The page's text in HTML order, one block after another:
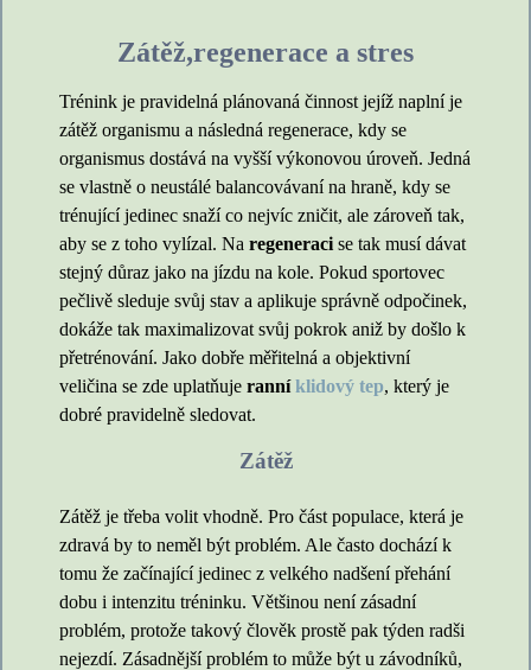
Zátěž,regenerace a stres
Trénink je pravidelná plánovaná činnost jejíž naplní je
zátěž organismu a následná regenerace, kdy se
organismus dostává na vyšší výkonovou úroveň. Jedná
se vlastně o neustálé balancovávaní na hraně, kdy se
trénující jedinec snaží co nejvíc zničit, ale zároveň tak,
aby se z toho vylízal. Na regeneraci se tak musí dávat
stejný důraz jako na jízdu na kole. Pokud sportovec
pečlivě sleduje svůj stav a aplikuje správně odpočinek,
dokáže tak maximalizovat svůj pokrok aniž by došlo k
přetrénování. Jako dobře měřitelná a objektivní
veličina se zde uplatňuje ranníklidový tep, který je
dobré pravidelně sledovat.
Zátěž
Zátěž je třeba volit vhodně. Pro část populace, která je
zdravá by to neměl být problém. Ale často dochází k
tomu že začínající jedinec z velkého nadšení přehání
dobu i intenzitu tréninku. Většinou není zásadní
problém, protože takový člověk prostě pak týden radši
nejezdí. Zásadnější problém to může být u závodníků,